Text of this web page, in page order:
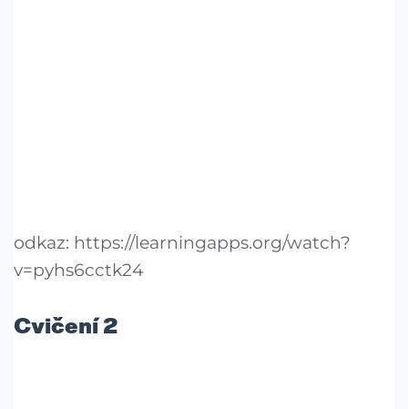
odkaz: https://learningapps.org/watch?
v=pyhs6cctk24
Cvičení 2